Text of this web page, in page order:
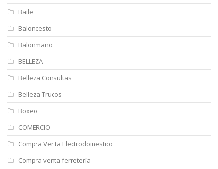
Baile
Baloncesto
Balonmano
BELLEZA
Belleza Consultas
Belleza Trucos
Boxeo
COMERCIO
Compra Venta Electrodomestico
Compra venta ferretería